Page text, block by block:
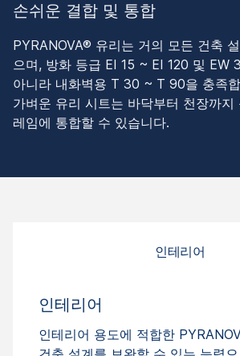
손쉬운 결합 및 통합
PYRANOVA® 유리는 거의 모든 건축
으며, 방화 등급 EI 15 ~ EI 120 및 EW
아니라 내화벽용 T 30 ~ T 90을 충족
가벼운 유리 시트는 바닥부터 천장까지
레임에 통합할 수 있습니다.
인테리어
인테리어
인테리어 용도에 적합한